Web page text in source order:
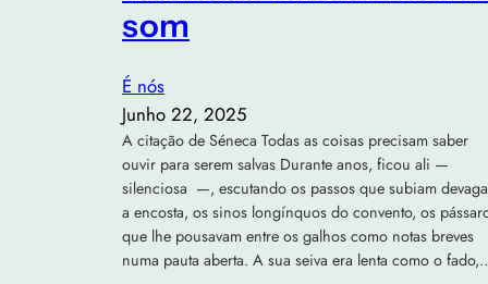
som
É nós
Junho 22, 2025
A citação de Séneca Todas as coisas precisam saber
ouvir para serem salvas Durante anos, ficou ali —
silenciosa —, escutando os passos que subiam
a encosta, os sinos longínquos do convento, os
que lhe pousavam entre os galhos como notas breves
numa pauta aberta. A sua seiva era lenta como o